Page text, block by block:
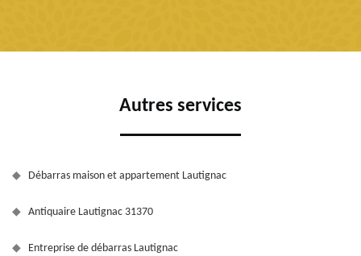
Autres services
Débarras maison et appartement Lautignac
Antiquaire Lautignac 31370
Entreprise de débarras Lautignac